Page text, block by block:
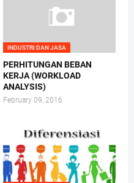
INDUSTRI DAN JASA
PERHITUNGAN BEBAN
KERJA (WORKLOAD
ANALYSIS)
February 09, 2016